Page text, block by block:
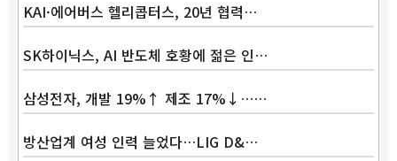
KAI·에어버스 헬리콥터스, 20년 협력…
SK하이닉스, AI 반도체 호황에 젊은 인…
삼성전자, 개발 19%↑ 제조 17%↓……
방산업계 여성 인력 늘었다…LIG D&…